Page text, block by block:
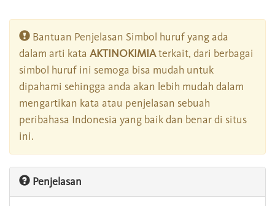
Bantuan Penjelasan Simbol huruf yang ada
dalam arti kata AKTINOKIMIAterkait, dari berbagai
simbol huruf ini semoga bisa mudah untuk
dipahami sehingga anda akan lebih mudah dalam
mengartikan kata atau penjelasan sebuah
peribahasa Indonesia yang baik dan benar di situs
ini.
Penjelasan